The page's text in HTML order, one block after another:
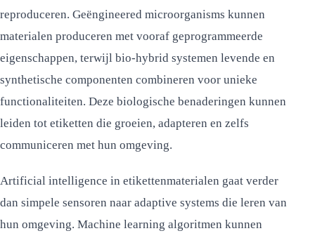
reproduceren. Geëngineered microorganisms kunnen
materialen produceren met vooraf geprogrammeerde
eigenschappen, terwijl bio-hybrid systemen levende en
synthetische componenten combineren voor unieke
functionaliteiten. Deze biologische benaderingen kunnen
leiden tot etiketten die groeien, adapteren en zelfs
communiceren met hun omgeving.
Artificial intelligence in etikettenmaterialen gaat verder
dan simpele sensoren naar adaptive systems die leren van
hun omgeving. Machine learning algoritmen kunnen